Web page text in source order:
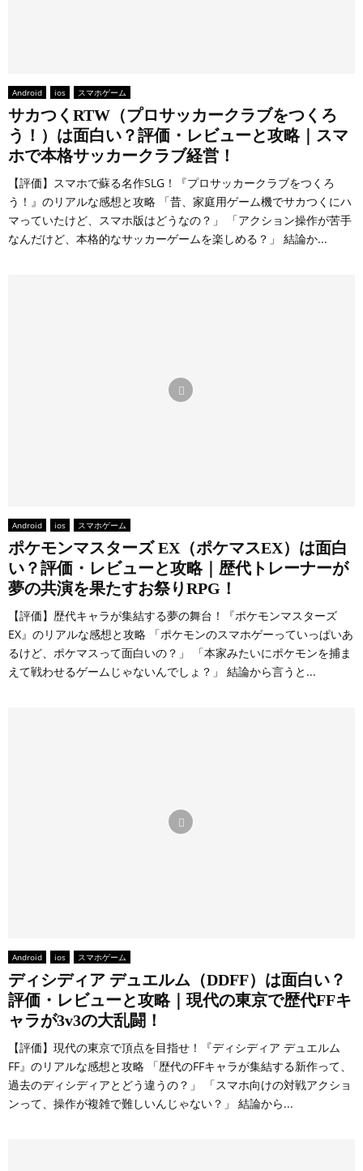
Android ios スマホゲーム
サカつくRTW（プロサッカークラブをつくろ
う！）は面白い？評価・レビューと攻略｜スマ
ホで本格サッカークラブ経営！
【評価】スマホで蘇る名作SLG！『プロサッカークラブをつくろ
う！』のリアルな感想と攻略 「昔、家庭用ゲーム機でサカつくにハ
マっていたけど、スマホ版はどうなの？」 「アクション操作が苦手
なんだけど、本格的なサッカーゲームを楽しめる？」 結論か...
Android ios スマホゲーム
ポケモンマスターズ EX（ポケマスEX）は面白
い？評価・レビューと攻略｜歴代トレーナーが
夢の共演を果たすお祭りRPG！
【評価】歴代キャラが集結する夢の舞台！『ポケモンマスターズ
EX』のリアルな感想と攻略 「ポケモンのスマホゲーっていっぱいあ
るけど、ポケマスって面白いの？」 「本家みたいにポケモンを捕ま
えて戦わせるゲームじゃないんでしょ？」 結論から言うと...
Android ios スマホゲーム
ディシディア デュエルム（DDFF）は面白い？
評価・レビューと攻略｜現代の東京で歴代FFキ
ャラが3v3の大乱闘！
【評価】現代の東京で頂点を目指せ！『ディシディア デュエルム
FF』のリアルな感想と攻略 「歴代のFFキャラが集結する新作って、
過去のディシディアとどう違うの？」 「スマホ向けの対戦アクショ
ンって、操作が複雑で難しいんじゃない？」 結論から...